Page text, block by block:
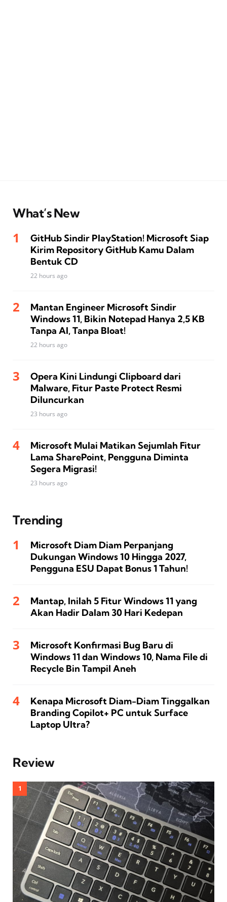
What’s New
GitHub Sindir PlayStation! Microsoft Siap
Kirim Repository GitHub Kamu Dalam
Bentuk CD
22 hours ago
Mantan Engineer Microsoft Sindir
Windows 11, Bikin Notepad Hanya 2,5 KB
Tanpa AI, Tanpa Bloat!
22 hours ago
Opera Kini Lindungi Clipboard dari
Malware, Fitur Paste Protect Resmi
Diluncurkan
23 hours ago
Microsoft Mulai Matikan Sejumlah Fitur
Lama SharePoint, Pengguna Diminta
Segera Migrasi!
23 hours ago
Trending
Microsoft Diam Diam Perpanjang
Dukungan Windows 10 Hingga 2027,
Pengguna ESU Dapat Bonus 1 Tahun!
Mantap, Inilah 5 Fitur Windows 11 yang
Akan Hadir Dalam 30 Hari Kedepan
Microsoft Konfirmasi Bug Baru di
Windows 11 dan Windows 10, Nama File di
Recycle Bin Tampil Aneh
Kenapa Microsoft Diam-Diam Tinggalkan
Branding Copilot+ PC untuk Surface
Laptop Ultra?
Review